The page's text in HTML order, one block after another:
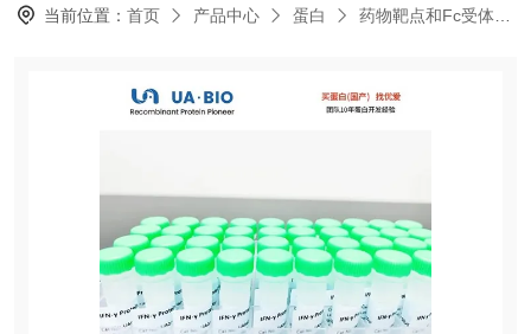
当前位置：首页 产品中心 蛋白 药物靶点和Fc受体